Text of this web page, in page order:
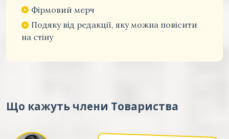
Фірмовий мерч
Подяку від редакції, яку можна повісити
на стіну
Що кажуть члени Товариства